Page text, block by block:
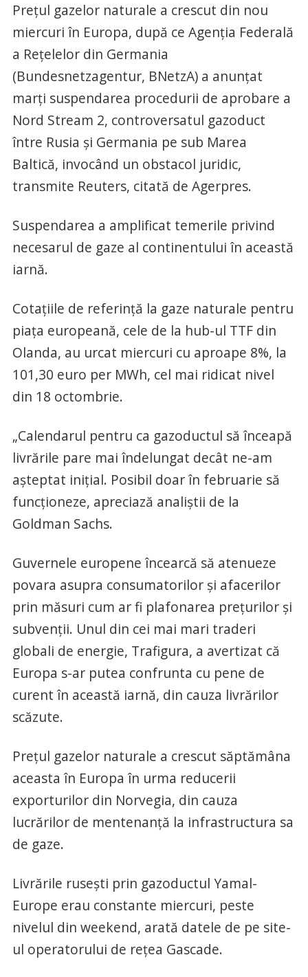
Preţul gazelor naturale a crescut din nou
miercuri în Europa, după ce Agenţia Federală
a Reţelelor din Germania
(Bundesnetzagentur, BNetzA) a anunţat
marţi suspendarea procedurii de aprobare a
Nord Stream 2, controversatul gazoduct
între Rusia şi Germania pe sub Marea
Baltică, invocând un obstacol juridic,
transmite Reuters, citată de Agerpres.
Suspendarea a amplificat temerile privind
necesarul de gaze al continentului în această
iarnă.
Cotaţiile de referinţă la gaze naturale pentru
piaţa europeană, cele de la hub-ul TTF din
Olanda, au urcat miercuri cu aproape 8%, la
101,30 euro per MWh, cel mai ridicat nivel
din 18 octombrie.
„Calendarul pentru ca gazoductul să înceapă
livrările pare mai îndelungat decât ne-am
aşteptat iniţial. Posibil doar în februarie să
funcţioneze, apreciază analiştii de la
Goldman Sachs.
Guvernele europene încearcă să atenueze
povara asupra consumatorilor şi afacerilor
prin măsuri cum ar fi plafonarea preţurilor şi
subvenţii. Unul din cei mai mari traderi
globali de energie, Trafigura, a avertizat că
Europa s-ar putea confrunta cu pene de
curent în această iarnă, din cauza livrărilor
scăzute.
Preţul gazelor naturale a crescut săptămâna
aceasta în Europa în urma reducerii
exporturilor din Norvegia, din cauza
lucrărilor de mentenanţă la infrastructura sa
de gaze.
Livrările ruseşti prin gazoductul Yamal-
Europe erau constante miercuri, peste
nivelul din weekend, arată datele de pe site-
ul operatorului de reţea Gascade.